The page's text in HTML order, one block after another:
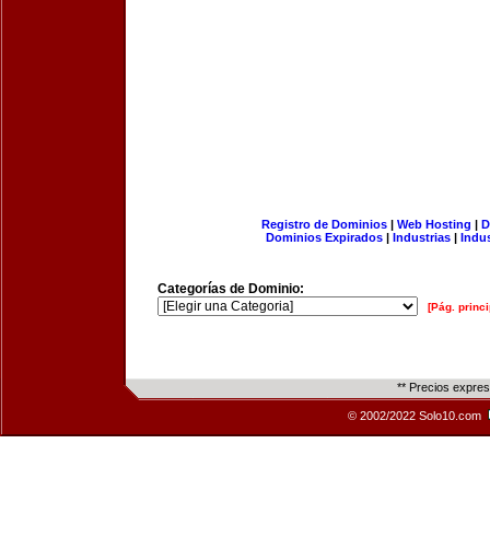
Registro de Dominios| Web Hosting |
Dominios Expirados | Industrias |
Categorías de Dominio:
[Pág.
** Precios
© 2002/2022 Solo10.com